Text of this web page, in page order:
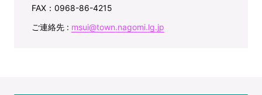
FAX：0968-86-4215
ご連絡先 : msui@town.nagomi.lg.jp